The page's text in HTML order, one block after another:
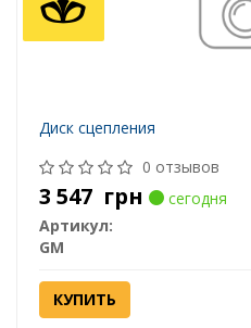
Диск сцепления
0 отзывов
3 547 грн
сегодня
Артикул:
GM
КУПИТЬ